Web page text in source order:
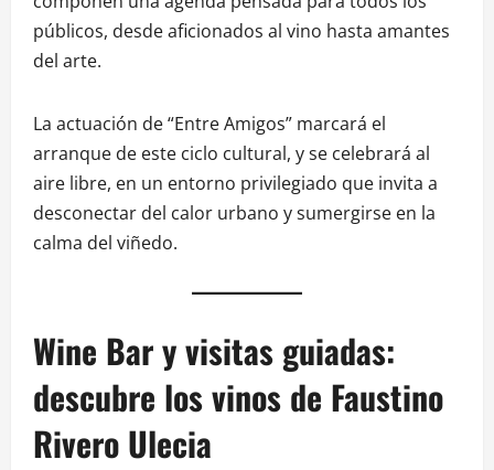
públicos, desde aficionados al vino hasta amantes
del arte.
La actuación de “Entre Amigos” marcará el
arranque de este ciclo cultural, y se celebrará al
aire libre, en un entorno privilegiado que invita a
desconectar del calor urbano y sumergirse en la
calma del viñedo.
Wine Bar y visitas guiadas:
descubre los vinos de Faustino
Rivero Ulecia